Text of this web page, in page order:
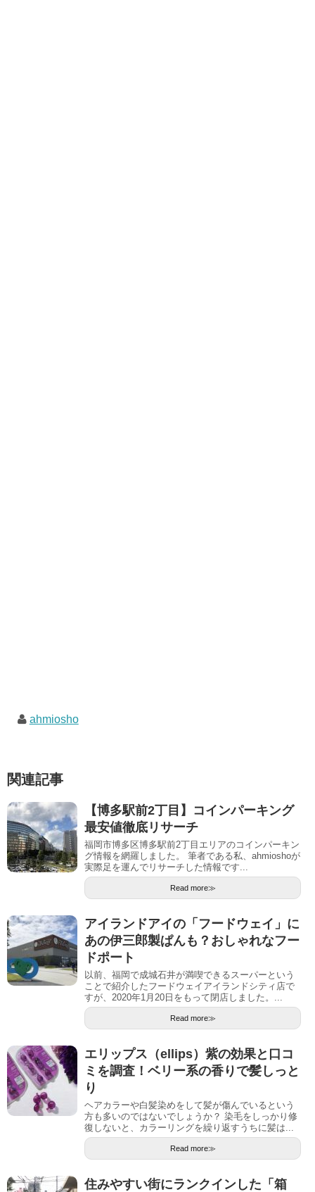
ahmiosho
関連記事
【博多駅前2丁目】コインパーキング
最安値徹底リサーチ
福岡市博多区博多駅前2丁目エリアのコインパーキン
グ情報を網羅しました。 筆者である私、ahmioshoが
実際足を運んでリサーチした情報です...
Read more≫
アイランドアイの「フードウェイ」に
あの伊三郎製ぱんも？おしゃれなフー
ドポート
以前、福岡で成城石井が満喫できるスーパーという
ことで紹介したフードウェイアイランドシティ店で
すが、2020年1月20日をもって閉店しました。...
Read more≫
エリップス（ellips）紫の効果と口コ
ミを調査！ベリー系の香りで髪しっと
り
ヘアカラーや白髪染めをして髪が傷んでいるという
方も多いのではないでしょうか？ 染毛をしっかり修
復しないと、カラーリングを繰り返すうちに髪は...
Read more≫
住みやすい街にランクインした「箱